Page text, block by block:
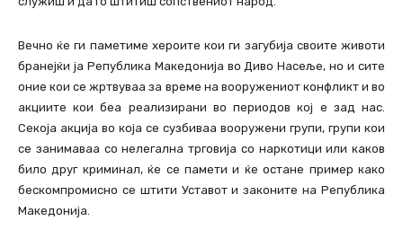
Вечно ќе ги паметиме хероите кои ги загубија своите животи
бранејќи ја Република Македонија во Диво Насеље, но и сите
оние кои се жртвуваа за време на вооружениот конфликт и во
акциите кои беа реализирани во периодов кој е зад нас.
Секоја акција во која се сузбиваа вооружени групи, групи кои
се занимаваа со нелегална трговија со наркотици или каков
било друг криминал, ќе се памети и ќе остане пример како
бескомпромисно се штити Уставот и законите на Република
Македонија.